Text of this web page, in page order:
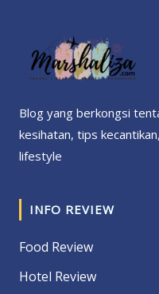
Blog yang berkongsi
kesihatan, tips
lifestyle
INFO REVIEW
Food Review
Hotel Review